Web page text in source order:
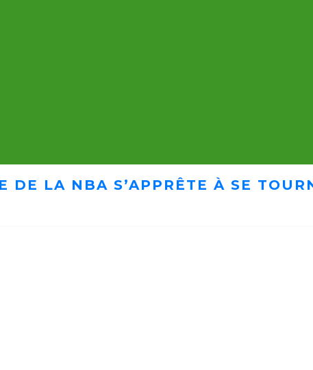
DE LA NBA S’APPRÊTE À SE